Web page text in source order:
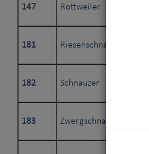
147 Rottweiler
181 Riesenschnauzer
182 Schnauzer
183 Zwergschnauzer